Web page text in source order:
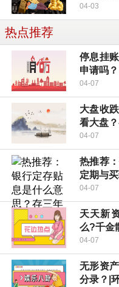
04-03
热点推荐
停息挂
申请吗
04-07
大盘收
看大盘
04-07
热推荐
定期与
04-07
天天新
么?千金
04-07
无形资
分录？|